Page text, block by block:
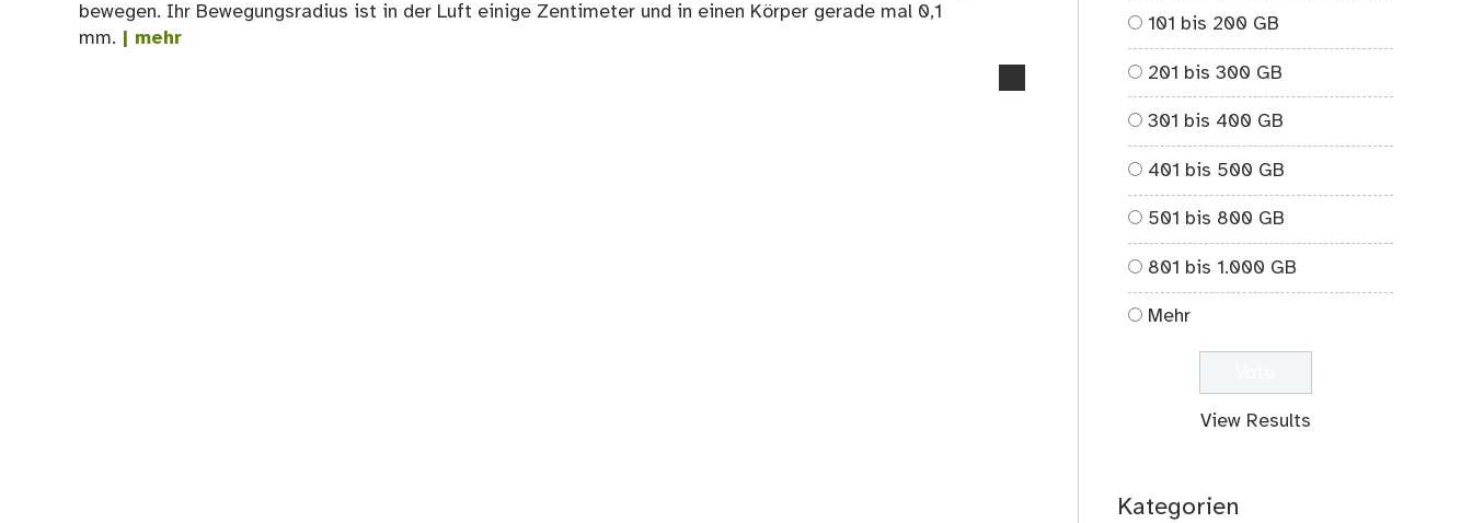
bewegen. Ihr Bewegungsradius ist in der Luft einige Zentimeter und in einen Körper gerade mal 0,1
mm. | mehr
101 bis 200 GB
201 bis 300 GB
301 bis 400 GB
401 bis 500 GB
501 bis 800 GB
801 bis 1.000 GB
Mehr
View Results
Kategorien